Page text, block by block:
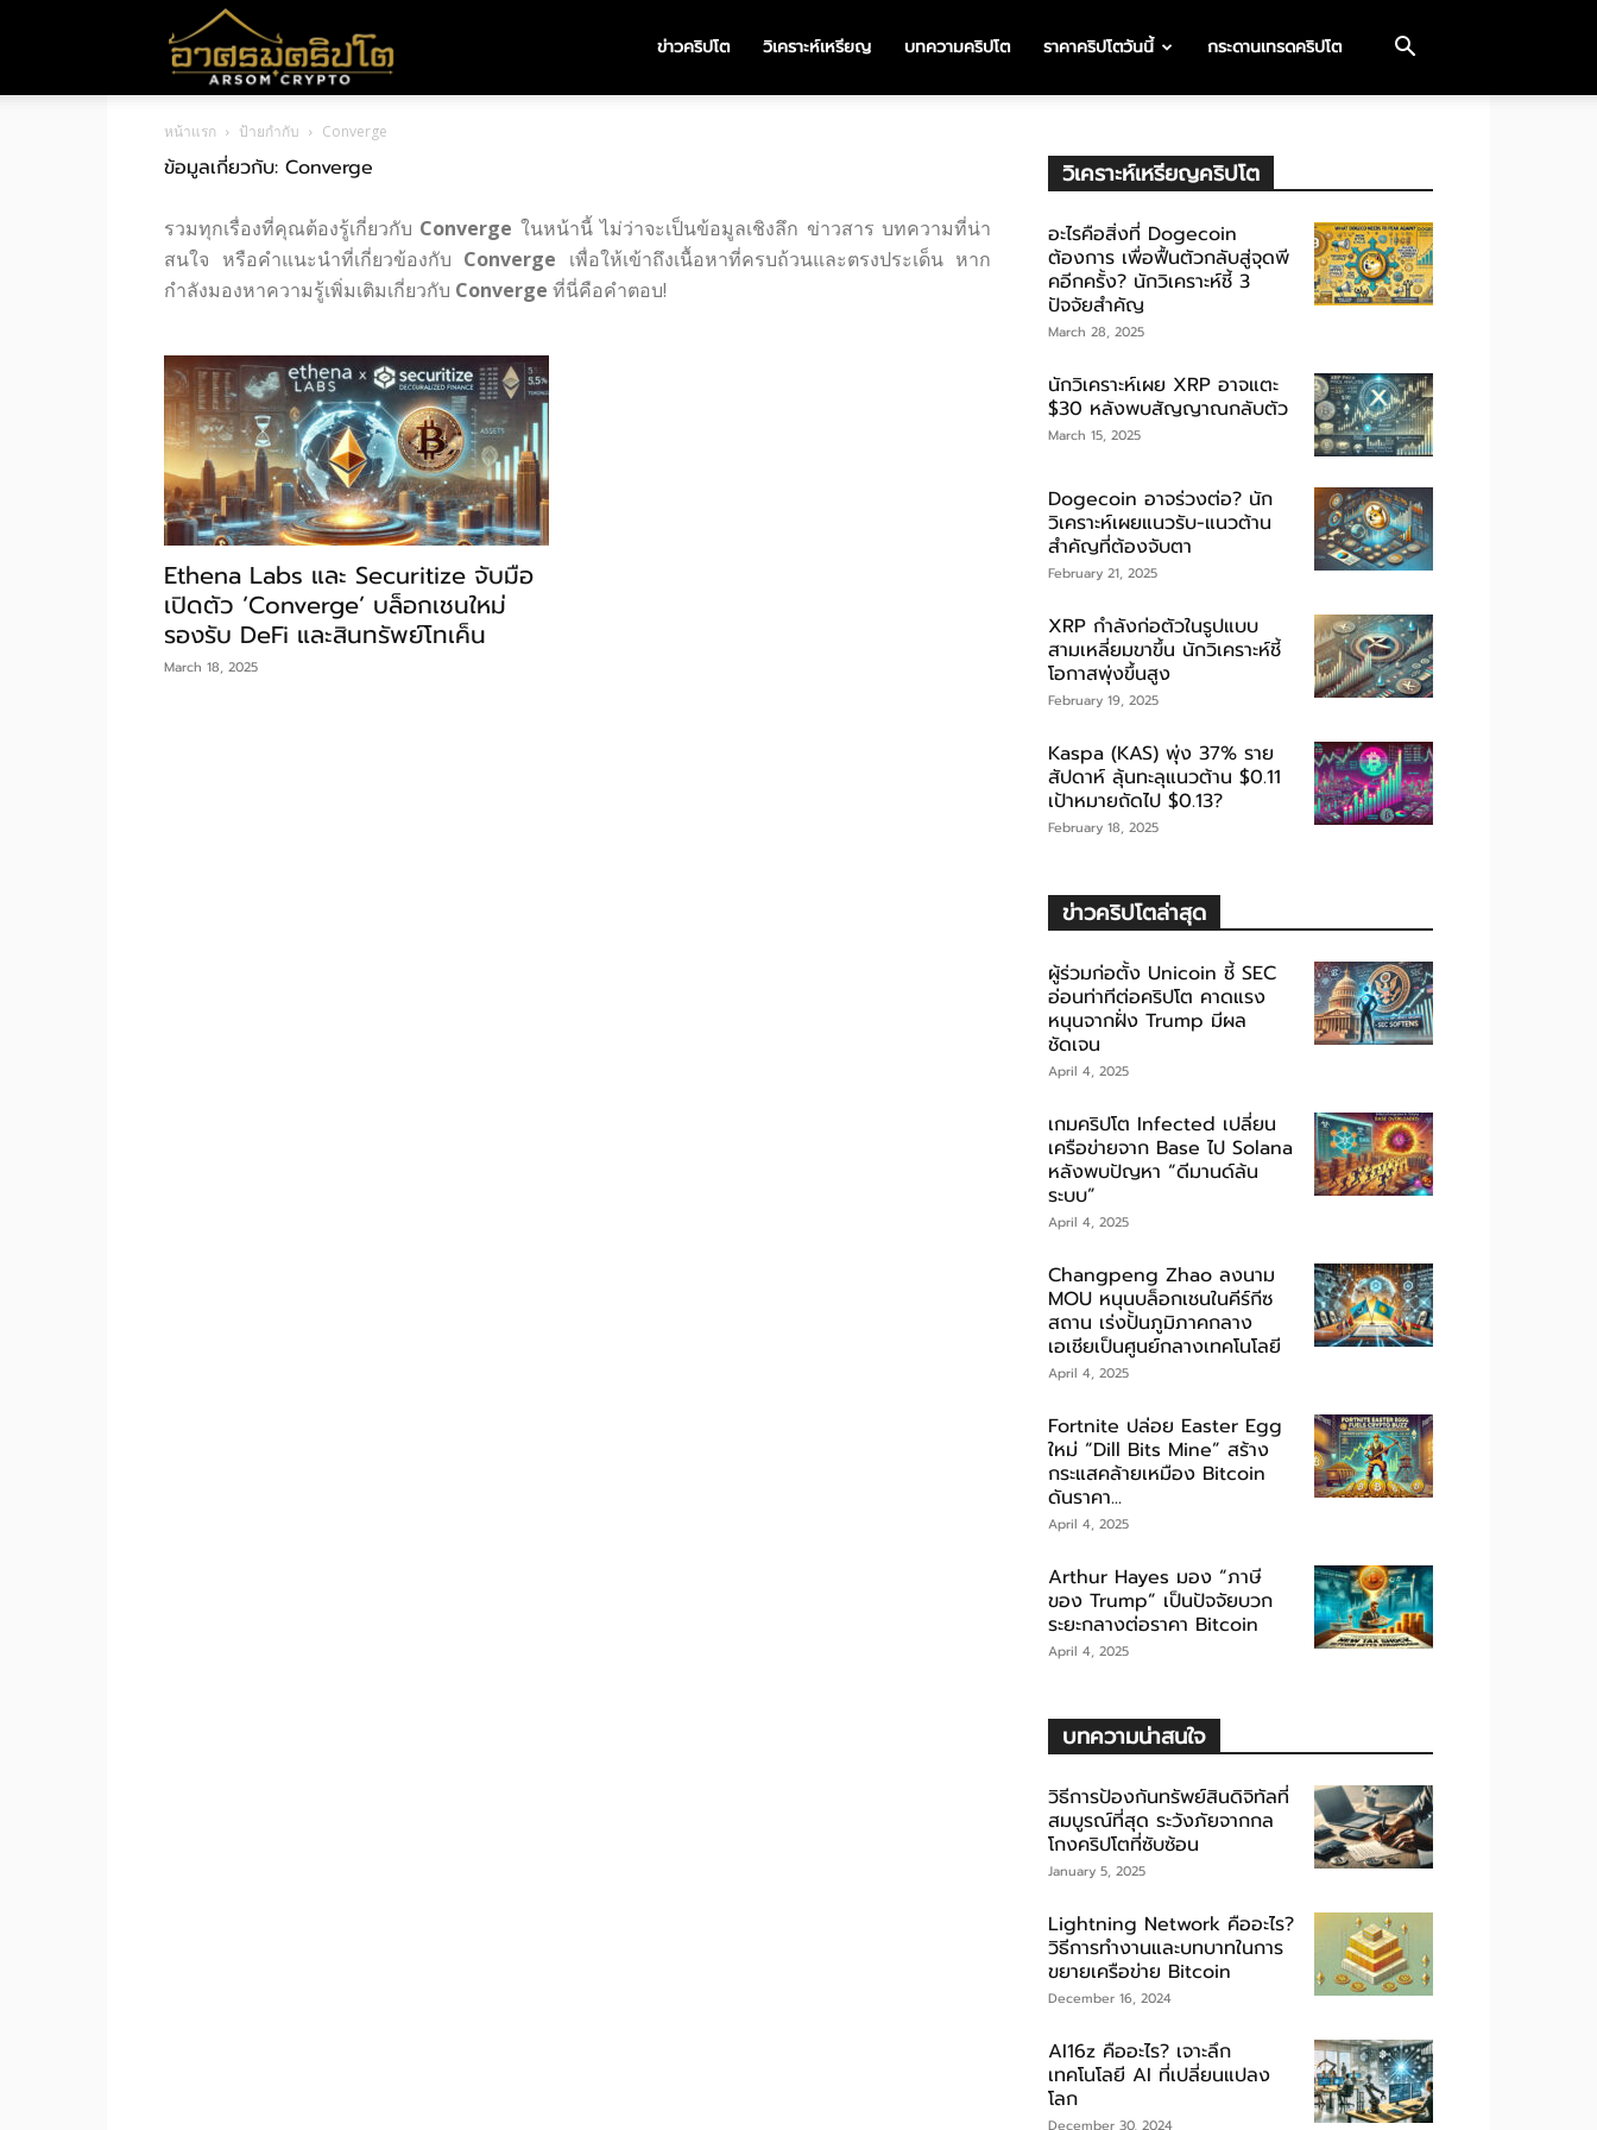
มค
ปโต
ข่าวคริปโต วิเคราะห์เหรียญ บทความคริปโต ราคาคริปโตวันนี้ กระดานเทรดคริปโต
หน้าแรก ป้ายกำกับ Converge
ข้อมูลเกี่ยวกับ: Converge
รวมทุกเรื่องที่คุณต้องรู้เกี่ยวกับ Converge ในหน้านี้ ไม่ว่าจะเป็นข้อมูลเชิงลึก ข่าวสาร บทความที่น่า
สนใจ หรือคำแนะนำที่เกี่ยวข้องกับ Converge เพื่อให้เข้าถึงเนื้อหาที่ครบถ้วนและตรงประเด็น หาก
กำลังมองหาความรู้เพิ่มเติมเกี่ยวกับ Converge ที่นี่คือคำตอบ!
Ethena Labs และ Securitize จับมือ
เปิดตัว ‘Converge’ บล็อกเชนใหม่
รองรับ DeFi และสินทรัพย์โทเค็น
March 18, 2025
วิเคราะห์เหรียญคริปโต
อะไรคือสิ่งที่ Dogecoin
ต้องการ เพื่อฟื้นตัวกลับสู่จุดพี
คอีกครั้ง? นักวิเคราะห์ชี้ 3
ปัจจัยสำคัญ
March 28, 2025
นักวิเคราะห์เผย XRP อาจแตะ
$30 หลังพบสัญญาณกลับตัว
March 15, 2025
Dogecoin อาจร่วงต่อ? นัก
วิเคราะห์เผยแนวรับ-แนวต้าน
สำคัญที่ต้องจับตา
February 21, 2025
XRP กำลังก่อตัวในรูปแบบ
สามเหลี่ยมขาขึ้น นักวิเคราะห์ชี้
โอกาสพุ่งขึ้นสูง
February 19, 2025
Kaspa (KAS) พุ่ง 37% ราย
สัปดาห์ ลุ้นทะลุแนวต้าน $0.11
เป้าหมายถัดไป $0.13?
February 18, 2025
ข่าวคริปโตล่าสุด
ผู้ร่วมก่อตั้ง Unicoin ชี้ SEC
อ่อนท่าทีต่อคริปโต คาดแรง
หนุนจากฝั่ง Trump มีผล
ชัดเจน
April 4, 2025
เกมคริปโต Infected เปลี่ยน
เครือข่ายจาก Base ไป Solana
หลังพบปัญหา “ดีมานด์ล้น
ระบบ”
April 4, 2025
Changpeng Zhao ลงนาม
MOU หนุนบล็อกเชนในคีร์กีซ
สถาน เร่งปั้นภูมิภาคกลาง
เอเชียเป็นศูนย์กลางเทคโนโลยี
April 4, 2025
Fortnite ปล่อย Easter Egg
ใหม่ “Dill Bits Mine” สร้าง
กระแสคล้ายเหมือง Bitcoin
ดันราคา...
April 4, 2025
Arthur Hayes มอง “ภาษี
ของ Trump” เป็นปัจจัยบวก
ระยะกลางต่อราคา Bitcoin
April 4, 2025
บทความน่าสนใจ
วิธีการป้องกันทรัพย์สินดิจิทัลที่
สมบูรณ์ที่สุด ระวังภัยจากกล
โกงคริปโตที่ซับซ้อน
January 5, 2025
Lightning Network คืออะไร?
วิธีการทำงานและบทบาทในการ
ขยายเครือข่าย Bitcoin
December 16, 2024
AI16z คืออะไร? เจาะลึก
เทคโนโลยี AI ที่เปลี่ยนแปลง
โลก
December 30, 2024